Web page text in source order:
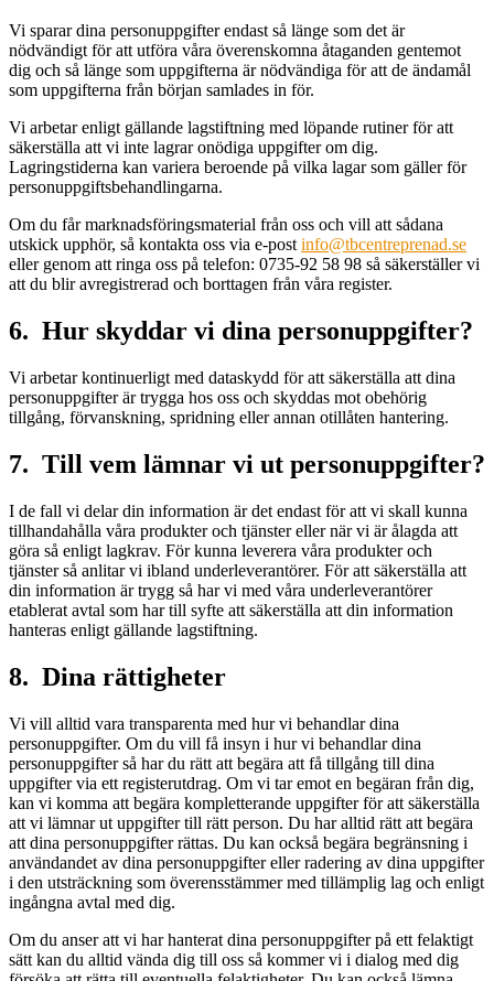
Vi sparar dina personuppgifter endast så länge som det är
nödvändigt för att utföra våra överenskomna åtaganden gentemot
dig och så länge som uppgifterna är nödvändiga för att de ändamål
som uppgifterna från början samlades in för.
Vi arbetar enligt gällande lagstiftning med löpande rutiner för att
säkerställa att vi inte lagrar onödiga uppgifter om dig.
Lagringstiderna kan variera beroende på vilka lagar som gäller för
personuppgiftsbehandlingarna.
Om du får marknadsföringsmaterial från oss och vill att sådana
utskick upphör, så kontakta oss via e-post info@tbcentreprenad.se
eller genom att ringa oss på telefon: 0735-92 58 98 så säkerställer vi
att du blir avregistrerad och borttagen från våra register.
6. Hur skyddar vi dina personuppgifter?
Vi arbetar kontinuerligt med dataskydd för att säkerställa att dina
personuppgifter är trygga hos oss och skyddas mot obehörig
tillgång, förvanskning, spridning eller annan otillåten hantering.
7. Till vem lämnar vi ut personuppgifter?
I de fall vi delar din information är det endast för att vi skall kunna
tillhandahålla våra produkter och tjänster eller när vi är ålagda att
göra så enligt lagkrav. För kunna leverera våra produkter och
tjänster så anlitar vi ibland underleverantörer. För att säkerställa att
din information är trygg så har vi med våra underleverantörer
etablerat avtal som har till syfte att säkerställa att din information
hanteras enligt gällande lagstiftning.
8. Dina rättigheter
Vi vill alltid vara transparenta med hur vi behandlar dina
personuppgifter. Om du vill få insyn i hur vi behandlar dina
personuppgifter så har du rätt att begära att få tillgång till dina
uppgifter via ett registerutdrag. Om vi tar emot en begäran från dig,
kan vi komma att begära kompletterande uppgifter för att säkerställa
att vi lämnar ut uppgifter till rätt person. Du har alltid rätt att begära
att dina personuppgifter rättas. Du kan också begära begränsning i
användandet av dina personuppgifter eller radering av dina uppgifter
i den utsträckning som överensstämmer med tillämplig lag och enligt
ingångna avtal med dig.
Om du anser att vi har hanterat dina personuppgifter på ett felaktigt
sätt kan du alltid vända dig till oss så kommer vi i dialog med dig